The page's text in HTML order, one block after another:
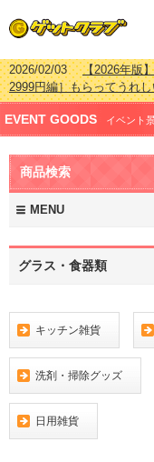
2026/02/03【2026年版
2999円編］もらってうれ
2026/07/15【2026年版
ング 更新しました！
2026/04/03【2026年版
2999円編］もらってうれ
2026/02/16
新しました！
EVENT GOODS イベント
商品検索
MENU
グラス・食器類
キッチン雑貨
洗剤・掃除グッズ
日用雑貨